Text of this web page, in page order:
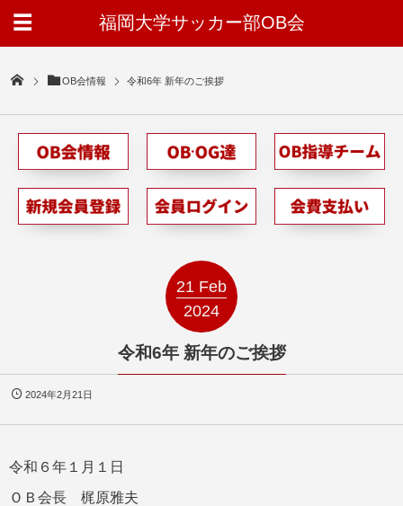
福岡大学サッカー部OB会
OB会情報 令和6年 新年のご挨拶
21 Feb
2024
令和6年 新年のご挨拶
2024年2月21日
令和６年１月１日
ＯＢ会長 梶原雅夫